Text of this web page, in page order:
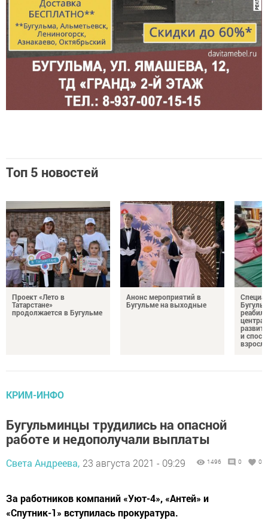
Топ 5 новостей
Проект «Лето в
Татарстане»
продолжается в Бугульме
Анонс мероприятий в
Бугульме на выходные
центра
и
КРИМ-ИНФО
Бугульминцы трудились на опасной
работе и недополучали выплаты
Света Андреева, 23 августа 2021 - 09:29 1496 0 0
За работников компаний «Уют-4», «Антей» и
«Спутник-1» вступилась прокуратура.